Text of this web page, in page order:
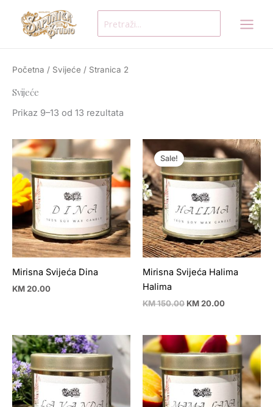
content
for:
Početna / Svijeće / Stranica 2
Svijeće
Prikaz 9–13 od 13 rezultata
Mirisna Svijeća Dina
KM20.00
Sale!
Mirisna Svijeća Halima
Halima
KM150.00
Original
was:
KM 150.00.
KM20.00
Current
price
is:
KM 20.00.